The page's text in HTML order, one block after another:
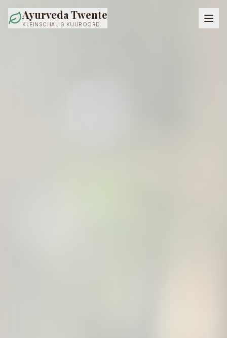
Ayurveda Twente
KLEINSCHALIG KUUROORD